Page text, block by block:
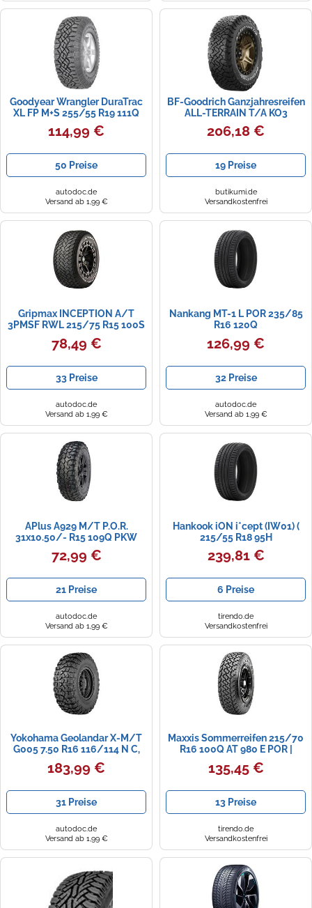
Zündkerzen
Ölfilter
Navi Taschen
Navi-Zubehör
Navigationsgeräte
Navigationssoftware
Powercaps
Winterreifen
Goodyear Wrangler DuraTrac
XL FP M+S 255/55 R19 111Q
114,99 €
50 Preise
autodoc.de
Versand ab 1,99 €
BF-Goodrich Ganzjahresreifen
ALL-TERRAIN T/A KO3
7.50/R16 116/112R
206,18 €
19 Preise
butikumi.de
Versandkostenfrei
Gripmax INCEPTION A/T
3PMSF RWL 215/75 R15 100S
PKW Ganzjahresreifen Reifen
3220012716
78,49 €
33 Preise
autodoc.de
Versand ab 1,99 €
Nankang MT-1 L POR 235/85
R16 120Q
126,99 €
32 Preise
autodoc.de
Versand ab 1,99 €
APlus A929 M/T P.O.R.
31x10.50/- R15 109Q PKW
Sommerreifen Reifen AP138H1
72,99 €
21 Preise
autodoc.de
Versand ab 1,99 €
Hankook iON i*cept (IW01) (
215/55 R18 95H
SoundAbsorber, EV )
239,81 €
6 Preise
tirendo.de
Versandkostenfrei
Yokohama Geolandar X-M/T
G005 7.50 R16 116/114 N C,
183,99 €
31 Preise
autodoc.de
Versand ab 1,99 €
Maxxis Sommerreifen 215/70
R16 100Q AT 980 E POR |
135,45 €
13 Preise
tirendo.de
Versandkostenfrei